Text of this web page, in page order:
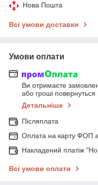
Нова Пошта
Всі умови доставки
Умови оплати
Ви отримаєте
або гроші
Детальніше
Післяплата
Оплата на карту ФОП
Накладений платіж
Всі умови оплати